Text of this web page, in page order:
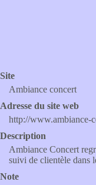
Site
Ambiance concert
Adresse du site web
http://www.ambiance-
Description
Ambiance Concert
suivi de clientèle dans
Note